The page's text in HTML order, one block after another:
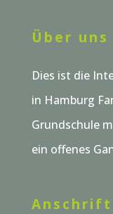
Über uns
Dies ist die
in Hamburg
Grundschule
ein offenes
Anschrift